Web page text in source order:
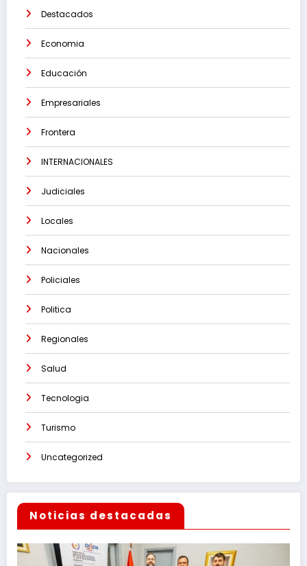
Destacados
Economia
Educación
Empresariales
Frontera
INTERNACIONALES
Judiciales
Locales
Nacionales
Policiales
Politica
Regionales
Salud
Tecnologia
Turismo
Uncategorized
Noticias destacadas